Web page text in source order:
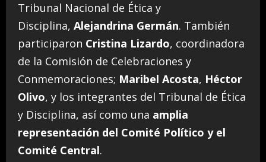
Tribunal Nacional de Ética y
Disciplina, Alejandrina Germán. También
participaron Cristina Lizardo, coordinadora
de la Comisión de Celebraciones y
Conmemoraciones; Maribel Acosta, Héctor
Olivo, y los integrantes del Tribunal de Ética
y Disciplina, así como una amplia
representación del Comité Político y el
Comité Central.